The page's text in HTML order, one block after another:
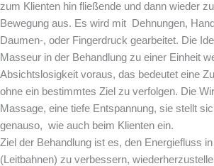
zum Klienten hin fließende und dann wieder
Bewegung aus. Es wird mit Dehnungen,
Daumen-, oder Fingerdruck gearbeitet. Die
Masseur in der Behandlung zu einer Einheit
Absichtslosigkeit voraus, das bedeutet eine
ohne ein bestimmtes Ziel zu verfolgen. Die
Massage, eine tiefe Entspannung, sie stellt
genauso, wie auch beim Klienten ein.
Ziel der Behandlung ist es, den Energiefluss
(Leitbahnen) zu verbessern,